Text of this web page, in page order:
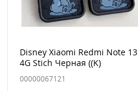
Disney Xiaomi Redmi Note 13
4G Stich Черная ((K)
00000067121